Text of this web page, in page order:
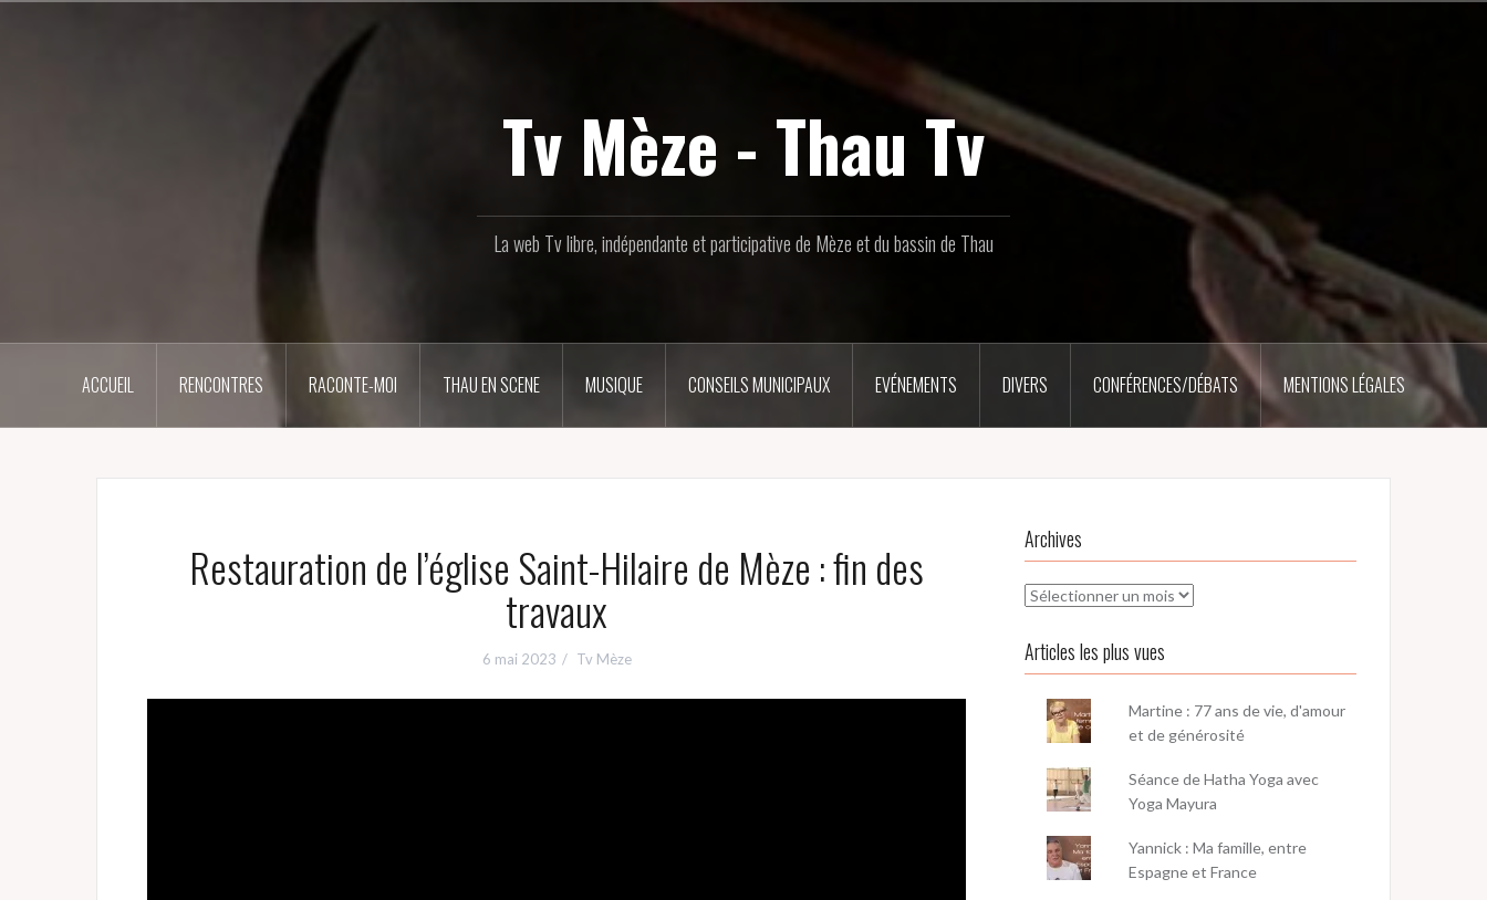
Tv Mèze - Thau Tv
La web Tv libre, indépendante et participative de Mèze et du bassin de Thau
ACCUEIL RENCONTRES RACONTE-MOI THAU EN SCENE MUSIQUE CONSEILS MUNICIPAUX EVÉNEMENTS DIVERS CONFÉRENCES/DÉBATS MENTIONS LÉGALES
Restauration de l’église Saint-Hilaire de Mèze : fin des
travaux
6 mai 2023 Tv Mèze
Archives
Archives
Articles les plus vues
Martine : 77 ans de vie, d'amour
et de générosité
Séance de Hatha Yoga avec
Yoga Mayura
Yannick : Ma famille, entre
Espagne et France